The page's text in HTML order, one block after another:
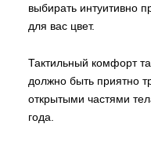
выбирать интуитивно
для вас цвет.
Тактильный комфорт
должно быть приятно
открытыми частями
года.